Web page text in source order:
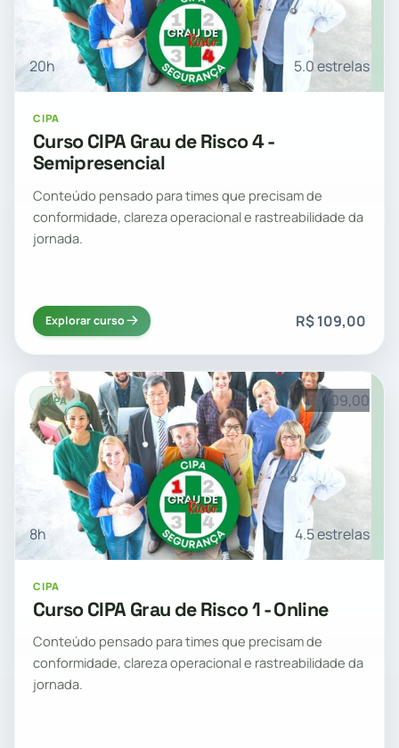
20h 5.0 estrelas
CIPA
Curso CIPA Grau de Risco 4 -
Semipresencial
Conteúdo pensado para times que precisam de
conformidade, clareza operacional e rastreabilidade da
jornada.
Explorar curso R$ 109,00
CIPA R$ 109,00
8h 4.5 estrelas
CIPA
Curso CIPA Grau de Risco 1 - Online
Conteúdo pensado para times que precisam de
conformidade, clareza operacional e rastreabilidade da
jornada.